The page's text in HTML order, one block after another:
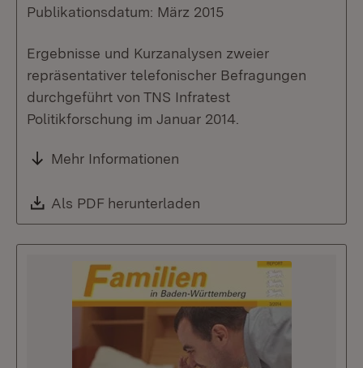
Publikationsdatum: März 2015
Ergebnisse und Kurzanalysen zweier
repräsentativer telefonischer Befragungen
durchgeführt von TNS Infratest
Politikforschung im Januar 2014.
Mehr Informationen
Download:
Als PDF herunterladen